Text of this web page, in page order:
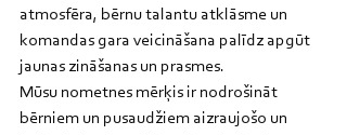
atmosfēra, bērnu talantu atklāsme un
komandas gara veicināšana palīdz apgūt
jaunas zināšanas un prasmes.
Mūsu nometnes mērķis ir nodrošināt
bērniem un pusaudžiem aizraujošo un